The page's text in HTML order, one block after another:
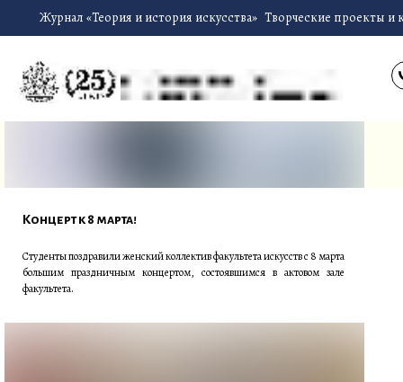
Журнал «Теория и история искусства» Творческие проекты и
Студенты поздравили женский коллектив факультета искусств с 8 марта
большим праздничным концертом, состоявшимся в актовом зале
факультета.
Концерт к 8 марта!